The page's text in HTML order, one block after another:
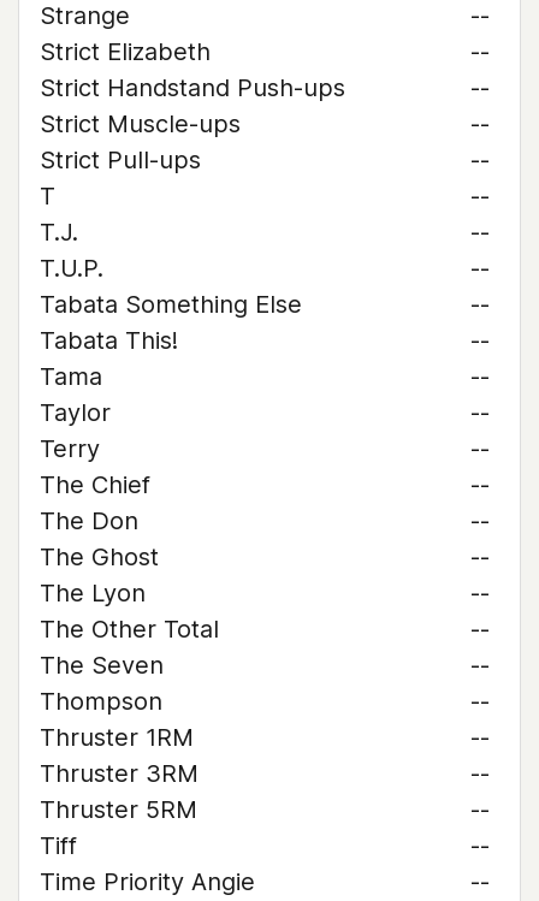
Strange
--
Strict Elizabeth
--
Strict Handstand Push-ups
--
Strict Muscle-ups
--
Strict Pull-ups
--
T
--
T.J.
--
T.U.P.
--
Tabata Something Else
--
Tabata This!
--
Tama
--
Taylor
--
Terry
--
The Chief
--
The Don
--
The Ghost
--
The Lyon
--
The Other Total
--
The Seven
--
Thompson
--
Thruster 1RM
--
Thruster 3RM
--
Thruster 5RM
--
Tiff
--
Time Priority Angie
--